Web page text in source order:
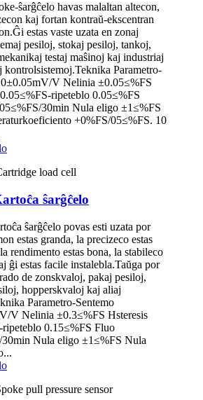
ŝarĝĉelo havas malaltan altecon,
kaj fortan kontraŭ-ekscentran
estas vaste uzata en zonaj
pesiloj, stokaj pesiloj, tankoj,
testaj maŝinoj kaj industriaj
kontrolsistemoj.Teknika Parametro-
V Nelinia ±0.05≤%FS
ripeteblo 0.05≤%FS
30min Nula eligo ±1≤%FS
+0%FS/05≤%FS. 10
ŝarĝĉelo
ŝarĝĉelo povas esti uzata por
estas granda, la precizeco estas
rendimento estas bona, la stabileco
ĝi estas facile instalebla.Taŭga por
de zonskvaloj, pakaj pesiloj,
hopperskvaloj kaj aliaj
Parametro-Sentemo
V Nelinia ±0.3≤%FS Hsteresis
0.15≤%FS Fluo
Nula eligo ±1≤%FS Nula